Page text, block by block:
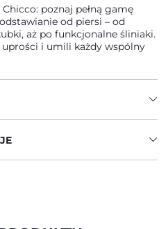
poznaj pełną gamę
od piersi – od
aż po funkcjonalne śliniaki.
i umili każdy wspólny